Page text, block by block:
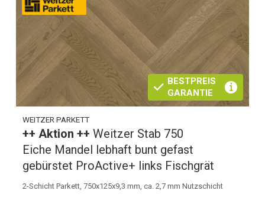
BESTPREIS
GARANTIE
WEITZER PARKETT
++ Aktion ++Weitzer Stab 750
Eiche Mandel lebhaft bunt gefast
gebürstet ProActive+ links Fischgrät
2-Schicht Parkett, 750x125x9,3 mm, ca. 2,7 mm Nutzschicht